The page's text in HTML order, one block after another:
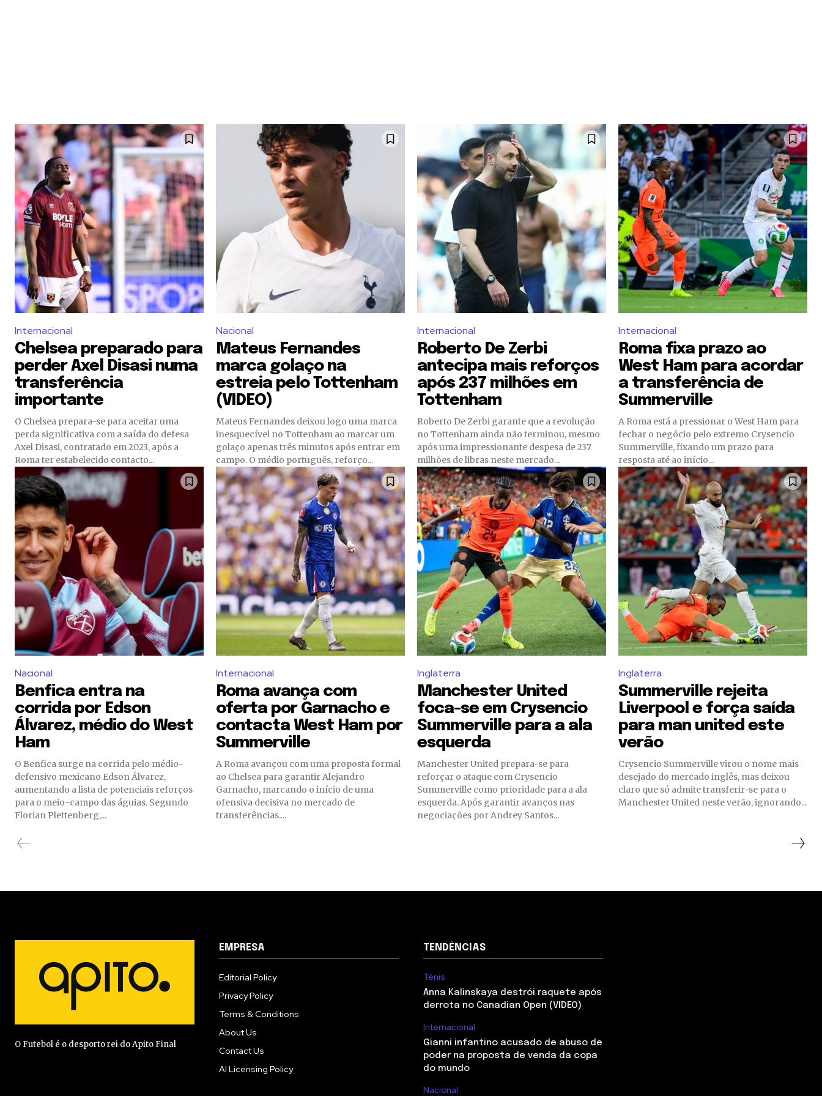
Internacional
Chelsea preparado para
perder Axel Disasi numa
transferência
importante
O Chelsea prepara-se para aceitar uma
perda significativa com a saída do defesa
Axel Disasi, contratado em 2023, após a
Roma ter estabelecido contacto...
Nacional
Mateus Fernandes
marca golaço na
estreia pelo Tottenham
(VIDEO)
Mateus Fernandes deixou logo uma marca
inesquecível no Tottenham ao marcar um
golaço apenas três minutos após entrar em
campo. O médio português, reforço...
Internacional
Roberto De Zerbi
antecipa mais reforços
após 237 milhões em
Tottenham
Roberto De Zerbi garante que a revolução
no Tottenham ainda não terminou, mesmo
após uma impressionante despesa de 237
milhões de libras neste mercado...
Internacional
Roma fixa prazo ao
West Ham para acordar
a transferência de
Summerville
A Roma está a pressionar o West Ham para
fechar o negócio pelo extremo Crysencio
Summerville, fixando um prazo para
resposta até ao início...
Nacional
Benfica entra na
corrida por Edson
Álvarez, médio do West
Ham
O Benfica surge na corrida pelo médio-
defensivo mexicano Edson Álvarez,
aumentando a lista de potenciais reforços
para o meio-campo das águias. Segundo
Florian Plettenberg,...
Internacional
Roma avança com
oferta por Garnacho e
contacta West Ham por
Summerville
A Roma avançou com uma proposta formal
ao Chelsea para garantir Alejandro
Garnacho, marcando o início de uma
ofensiva decisiva no mercado de
transferências....
Inglaterra
Manchester United
foca-se em Crysencio
Summerville para a ala
esquerda
Manchester United prepara-se para
reforçar o ataque com Crysencio
Summerville como prioridade para a ala
esquerda. Após garantir avanços nas
negociações por Andrey Santos...
Inglaterra
Summerville rejeita
Liverpool e força saída
para man united este
verão
Crysencio Summerville virou o nome mais
desejado do mercado inglês, mas deixou
claro que só admite transferir-se para o
Manchester United neste verão, ignorando...
O Futebol é o desporto rei do Apito Final
EMPRESA
Editorial Policy
Privacy Policy
Terms & Conditions
About Us
Contact Us
AI Licensing Policy
TENDÊNCIAS
Ténis
Anna Kalinskaya destrói raquete após
derrota no Canadian Open (VIDEO)
Internacional
Gianni infantino acusado de abuso de
poder na proposta de venda da copa
do mundo
Nacional